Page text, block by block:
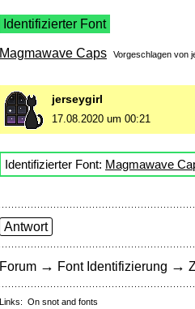
Identifizierter Font
Magmawave Caps Vorgeschlagen von
jerseygirl
17.08.2020 um 00:21
Identifizierter Font: Magmawave
Antwort
Forum → Font Identifizierung →
Links: On snot and fonts